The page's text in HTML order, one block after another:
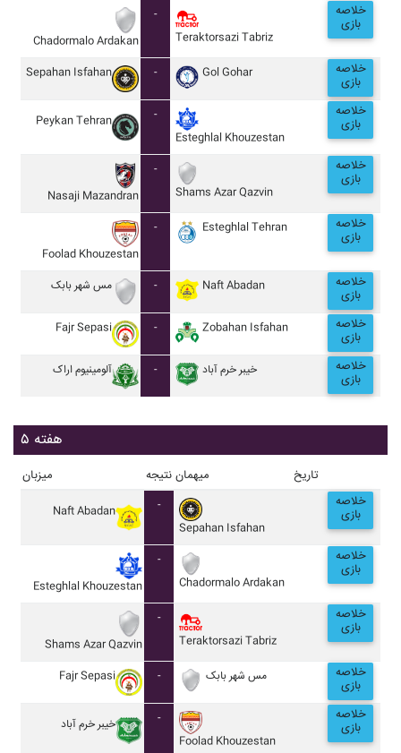
Chadormalo Ardakan
-
Teraktorsazi Tabriz
خلاصه
بازی
Sepahan Isfahan - Gol Gohar خلاصه
بازی
Peykan Tehran
-
Esteghlal Khouzestan
خلاصه
بازی
Nasaji Mazandran
-
Shams Azar Qazvin
خلاصه
بازی
Foolad Khouzestan
- Esteghlal Tehran خلاصه
بازی
مس شهر بابک - Naft Abadan خلاصه
بازی
Fajr Sepasi - Zobahan Isfahan خلاصه
بازی
آلومينيوم اراک - خيبر خرم آباد خلاصه
بازی
هفته ۵
میزبان نتیجه میهمان تاریخ
Naft Abadan
-
Sepahan Isfahan
خلاصه
بازی
Esteghlal Khouzestan
-
Chadormalo Ardakan
خلاصه
بازی
Shams Azar Qazvin
-
Teraktorsazi Tabriz
خلاصه
بازی
Fajr Sepasi - مس شهر بابک خلاصه
بازی
خيبر خرم آباد
-
Foolad Khouzestan
خلاصه
بازی